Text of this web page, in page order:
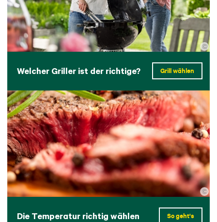
Welcher Griller ist der richtige? Grill wählen
©
Die Temperatur richtig wählen So geht's
©